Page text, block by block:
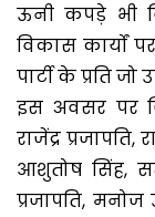
ऊनी कपड़े भी
विकास कार्यों
पार्टी के प्रति
इस अवसर पर
राजेंद्र प्रजापति,
आशुतोष सिंह,
प्रजापति,